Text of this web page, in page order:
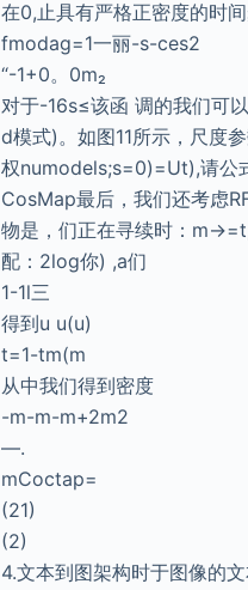
在0,止具有严格正密度的时
fmodag=1一丽-s-ces2
“-1+0。0m₂
对于-16s≤该函 调的我们可
d模式)。如图11所示，尺度
权numodels;s=0)=Ut),请公
CosMap最后，我们还考虑
物是，们正在寻续时：
配：2log你) ,a们
1-1l三
得到u u(u)
t=1-tm(m
从中我们得到密度
-m-m-m+2m2
—.
mCoctap=
(21)
(2)
4.文本到图架构时于图像的